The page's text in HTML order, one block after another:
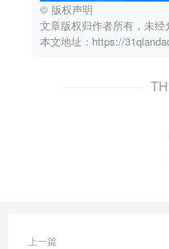
© 版权声明
文章版权归作者所有，未经
本文地址：https://
上一篇